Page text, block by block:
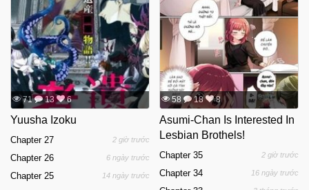
71 13 6
Yuusha Izoku
Chapter 27 2 giờ trước
Chapter 26 6 ngày trước
Chapter 25 14 ngày trước
58 18 8
Asumi-Chan Is Interested In
Lesbian Brothels!
Chapter 35 2 giờ trước
Chapter 34 16 ngày trước